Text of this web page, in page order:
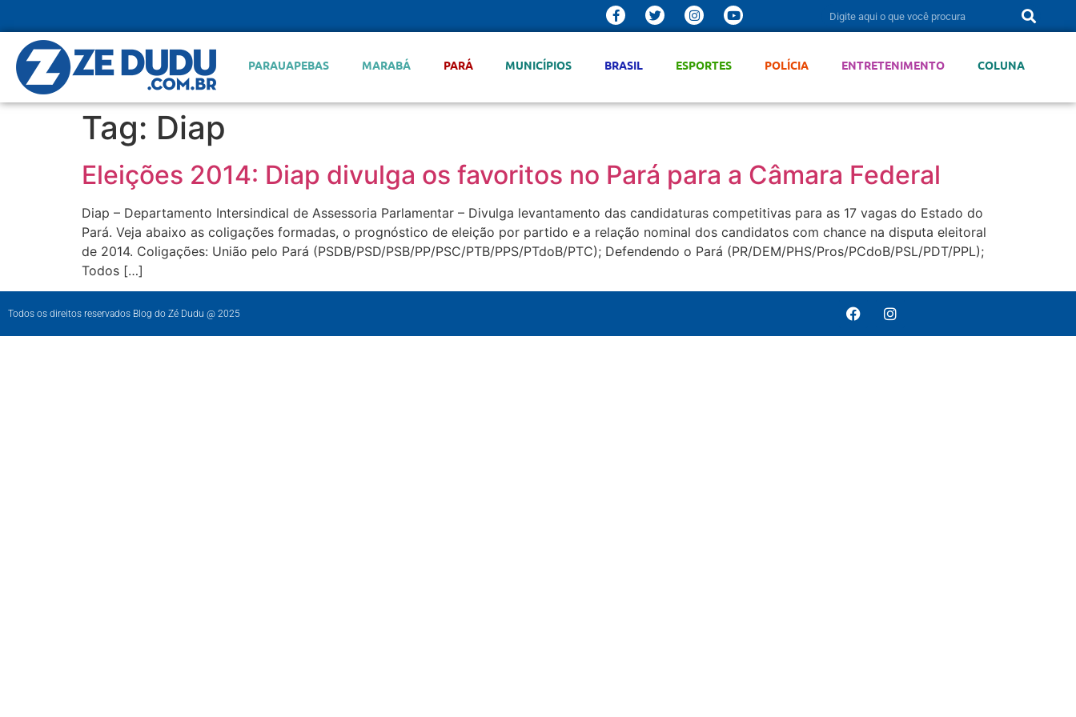
PARAUAPEBAS MARABÁ PARÁ MUNICÍPIOS BRASIL ESPORTES POLÍCIA ENTRETENIMENTO COLUNA
Tag: Diap
Eleições 2014: Diap divulga os favoritos no Pará para a Câmara Federal
Diap – Departamento Intersindical de Assessoria Parlamentar – Divulga levantamento das candidaturas competitivas para as 17 vagas do Estado do
Pará. Veja abaixo as coligações formadas, o prognóstico de eleição por partido e a relação nominal dos candidatos com chance na disputa eleitoral
de 2014. Coligações: União pelo Pará (PSDB/PSD/PSB/PP/PSC/PTB/PPS/PTdoB/PTC); Defendendo o Pará (PR/DEM/PHS/Pros/PCdoB/PSL/PDT/PPL);
Todos […]
Todos os direitos reservados Blog do Zé Dudu @ 2025